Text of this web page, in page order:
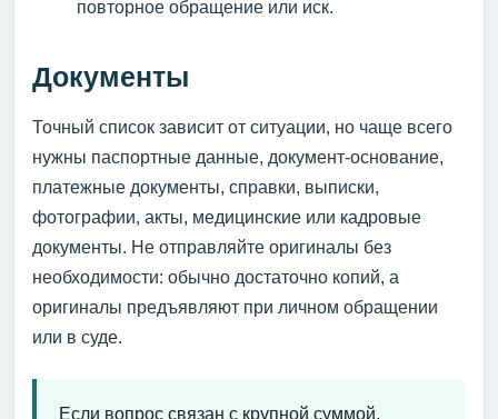
повторное обращение или иск.
Документы
Точный список зависит от ситуации, но чаще всего
нужны паспортные данные, документ-основание,
платежные документы, справки, выписки,
фотографии, акты, медицинские или кадровые
документы. Не отправляйте оригиналы без
необходимости: обычно достаточно копий, а
оригиналы предъявляют при личном обращении
или в суде.
Если вопрос связан с крупной суммой,